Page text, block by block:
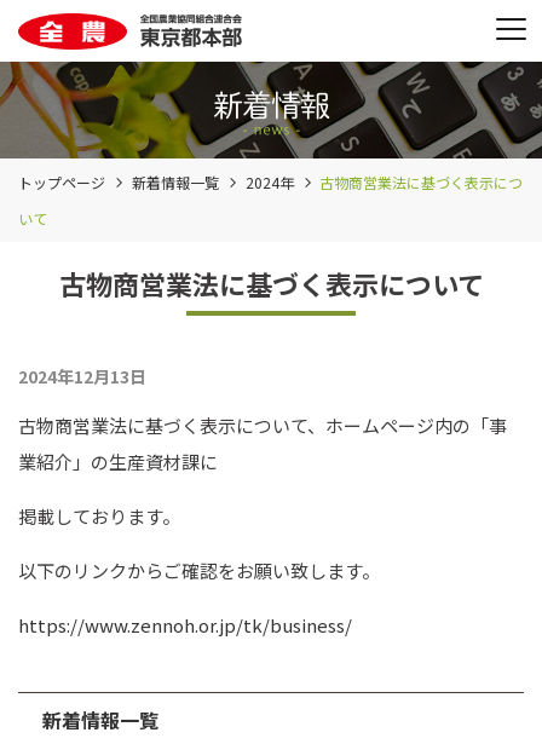
トップページ 新着情報一覧 2024年
古物商営業法に基づく表示につ
いて
古物商営業法に基づく表示について
2024年12月13日
古物商営業法に基づく表示について、ホームページ内の「事
業紹介」の生産資材課に
掲載しております。
以下のリンクからご確認をお願い致します。
https://www.zennoh.or.jp/tk/business/
新着情報一覧